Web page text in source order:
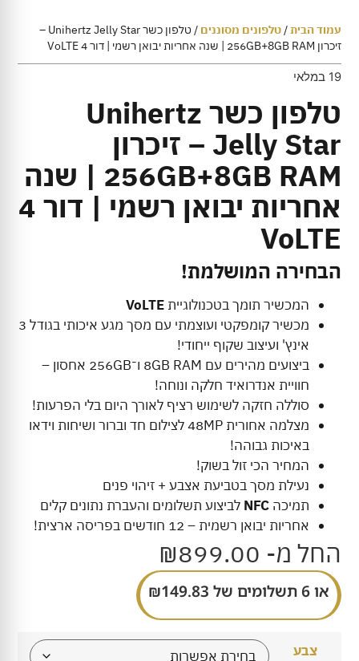
טלפון כשר Unihertz
Jelly Star – זיכרון
256GB+8GB RAM | שנה
אחריות יבואן רשמי | דור 4
VoLTE
עמוד הבית/טלפונים מסוננים
/ טלפון כשר Unihertz Jelly Star –
זיכרון 256GB+8GB RAM | שנה אחריות יבואן רשמי | דור 4 VoLTE
הבחירה המושלמת!
המכשיר תומך בטכנולוגיית VoLTE
מכשיר קומפקטי ועוצמתי עם מסך מגע איכותי בגודל 3
אינץ' ועיצוב שקוף ייחודי!
ביצועים מהירים עם 8GB RAM ו־256GB אחסון –
חוויית אנדרואיד חלקה ונוחה!
סוללה חזקה לשימוש רציף לאורך היום בלי הפרעות!
מצלמה אחורית 48MP לצילום חד וברור ושיחות וידאו
באיכות גבוהה!
המחיר הכי זול בשוק!
נעילת מסך בטביעת אצבע + זיהוי פנים
תמיכה
לביצוע תשלומים והעברת נתונים קלים
אחריות יבואן רשמית – 12 חודשים בפריסה ארצית!
החל מ- ₪899.00
או 6 תשלומים של ₪149.83
19 במלאי
צבע